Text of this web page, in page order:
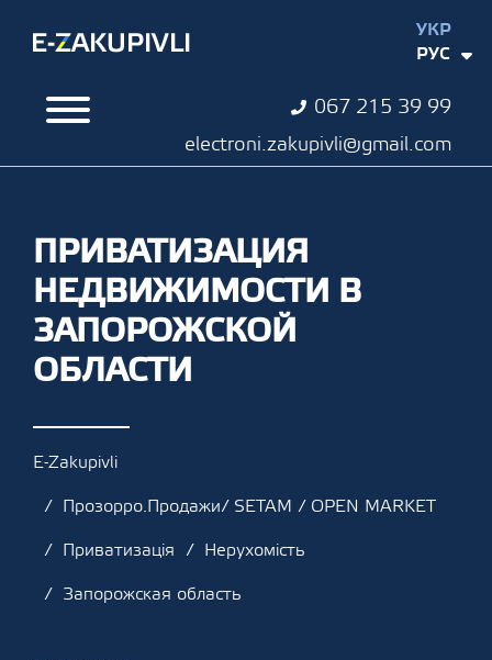
067 215 39 99
electroni.zakupivli@gmail.com
УКР
РУС
ПРИВАТИЗАЦИЯ
НЕДВИЖИМОСТИ В
ЗАПОРОЖСКОЙ
ОБЛАСТИ
E-Zakupivli
Прозорро.Продажи/ SETAM / OPEN MARKET
Приватизація
Нерухомість
Запорожская область